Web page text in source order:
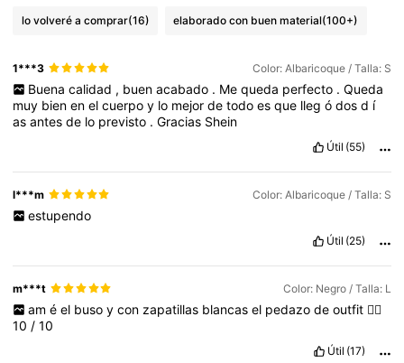
lo volveré a comprar(16) elaborado con buen material(100+)
1***3 Color: Albaricoque / Talla: S
Buena calidad , buen acabado . Me queda perfecto . Queda
muy bienenelcuerpoy lo mejordetodoesque llegódosd í
asantesde lo previsto .Gracias Shein
Útil (55)
l***m Color: Albaricoque / Talla: S
estupendo
Útil (25)
m***t Color: Negro / Talla: L
am é el buso y con zapatillas blancas el pedazo de outfit 👌🏼
10 /10
Útil (17)